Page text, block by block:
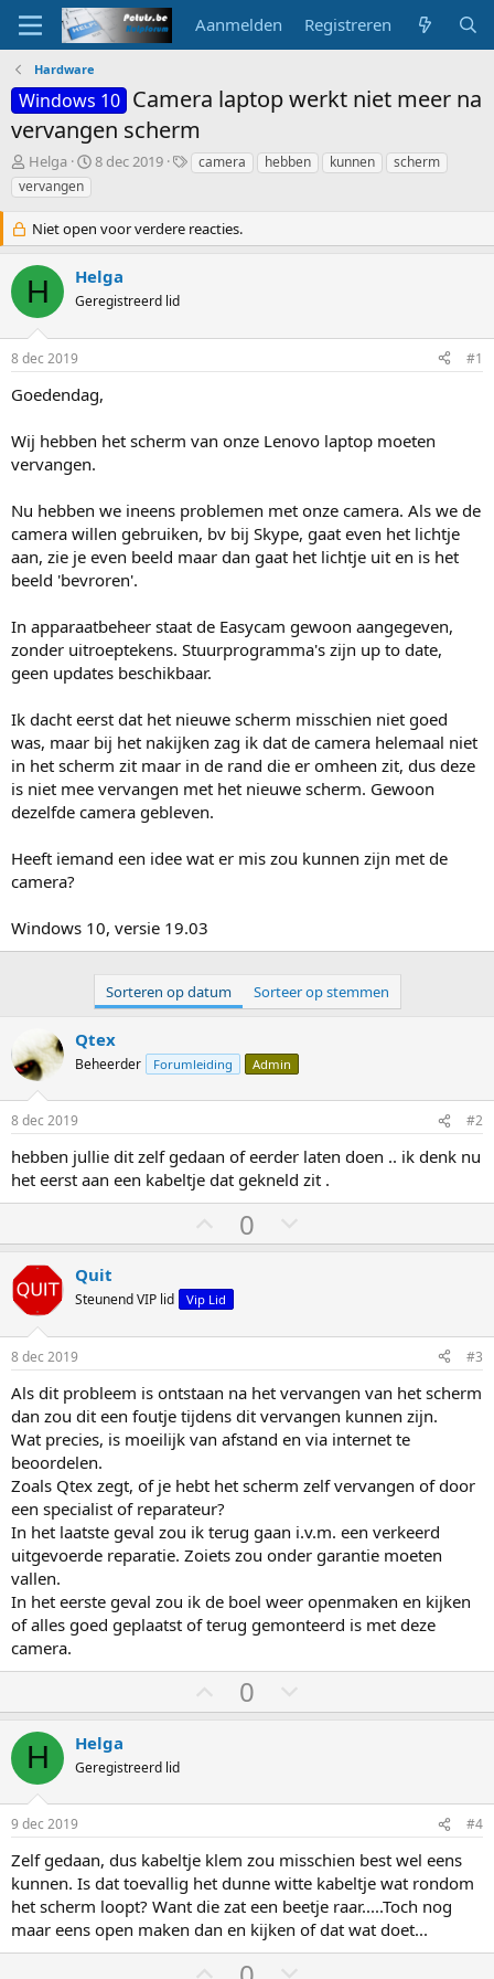
Aanmelden Registreren
Hardware
Windows 10 Camera laptop werkt niet meer na
vervangen scherm
O
n
d
e
e
r
p
s
t
a
r
e
r
Helga
S
t
a
t
m
8 dec 2019
Tcamera hebben kunnen
scherm
vervangen
Niet open voor verdere reacties.
H Helga
Geregistreerd lid
8 dec 2019 #1
Goedendag,
Wij hebben het scherm van onze Lenovo laptop moeten
vervangen.
Nu hebben we ineens problemen met onze camera. Als we de
camera willen gebruiken, bv bij Skype, gaat even het lichtje
aan, zie je even beeld maar dan gaat het lichtje uit en is het
beeld 'bevroren'.
In apparaatbeheer staat de Easycam gewoon aangegeven,
zonder uitroeptekens. Stuurprogramma's zijn up to date,
geen updates beschikbaar.
Ik dacht eerst dat het nieuwe scherm misschien niet goed
was, maar bij het nakijken zag ik dat de camera helemaal niet
in het scherm zit maar in de rand die er omheen zit, dus deze
is niet mee vervangen met het nieuwe scherm. Gewoon
dezelfde camera gebleven.
Heeft iemand een idee wat er mis zou kunnen zijn met de
camera?
Windows 10, versie 19.03
Sorteren op datum Sorteer op stemmen
Qtex
Beheerder Forumleiding Admin
8 dec 2019 #2
hebben jullie dit zelf gedaan of eerder laten doen .. ik denk nu
het eerst aan een kabeltje dat gekneld zit .
t
m
o
h
o
o
0
t
o
l
a
a
Quit
Steunend VIP lid Vip Lid
8 dec 2019 #3
Als dit probleem is ontstaan na het vervangen van het scherm
dan zou dit een foutje tijdens dit vervangen kunnen zijn.
Wat precies, is moeilijk van afstand en via internet te
beoordelen.
Zoals Qtex zegt, of je hebt het scherm zelf vervangen of door
een specialist of reparateur?
In het laatste geval zou ik terug gaan i.v.m. een verkeerd
uitgevoerde reparatie. Zoiets zou onder garantie moeten
vallen.
In het eerste geval zou ik de boel weer openmaken en kijken
of alles goed geplaatst of terug gemonteerd is met deze
camera.
t
o
h
o
o
g
0
t
o
l
a
a
g
H Helga
Geregistreerd lid
9 dec 2019 #4
Zelf gedaan, dus kabeltje klem zou misschien best wel eens
kunnen. Is dat toevallig het dunne witte kabeltje wat rondom
het scherm loopt? Want die zat een beetje raar.....Toch nog
maar eens open maken dan en kijken of dat wat doet...